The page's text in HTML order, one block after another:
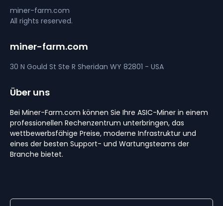
miner-farm.com
All rights reserved.
miner-farm.com
30 N Gould St Ste R Sheridan WY 82801 - USA
Über uns
Bei Miner-Farm.com können Sie Ihre ASIC-Miner in einem
professionellen Rechenzentrum unterbringen, das
wettbewerbsfähige Preise, moderne Infrastruktur und
eines der besten Support- und Wartungsteams der
Branche bietet.